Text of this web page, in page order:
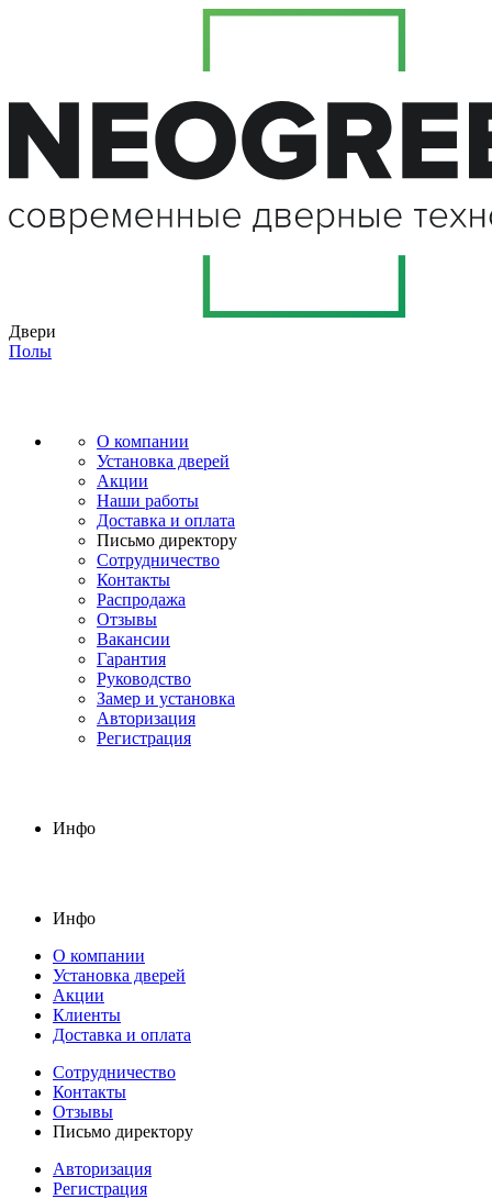
Двери
Полы
О компании
Установка дверей
Акции
Наши работы
Доставка и оплата
Письмо директору
Сотрудничество
Контакты
Распродажа
Отзывы
Вакансии
Гарантия
Руководство
Замер и установка
Авторизация
Регистрация
Инфо
Инфо
О компании
Установка дверей
Акции
Клиенты
Доставка и оплата
Сотрудничество
Контакты
Отзывы
Письмо директору
Авторизация
Регистрация